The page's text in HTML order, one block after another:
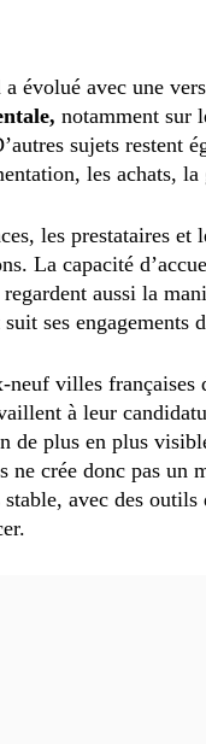
évolué avec une
notamment sur
sujets restent
les achats,
les prestataires
La capacité
regardent aussi la
ses engagements
villes françaises
à leur
de plus en plus
ne crée donc pas un
avec des